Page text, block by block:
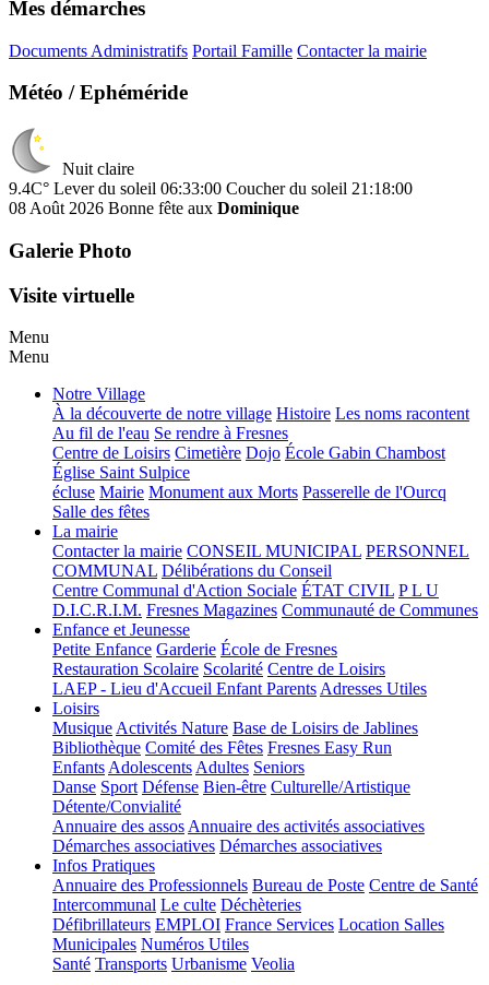
Mes démarches
Documents Administratifs Portail Famille Contacter la mairie
Météo / Ephéméride
Nuit claire
9.4C° Lever du soleil 06:33:00 Coucher du soleil 21:18:00
08 Août 2026 Bonne fête aux Dominique
Galerie Photo
Visite virtuelle
Menu
Menu
Notre Village
À la découverte de notre village Histoire Les noms racontent
Au fil de l'eau Se rendre à Fresnes
Centre de Loisirs Cimetière Dojo École Gabin Chambost
Église Saint Sulpice
écluse Mairie Monument aux Morts Passerelle de l'Ourcq
Salle des fêtes
La mairie
Contacter la mairie CONSEIL MUNICIPAL PERSONNEL
COMMUNAL Délibérations du Conseil
Centre Communal d'Action Sociale ÉTAT CIVIL P L U
D.I.C.R.I.M. Fresnes Magazines Communauté de Communes
Enfance et Jeunesse
Petite Enfance Garderie École de Fresnes
Restauration Scolaire Scolarité Centre de Loisirs
LAEP - Lieu d'Accueil Enfant Parents Adresses Utiles
Loisirs
Musique Activités Nature Base de Loisirs de Jablines
Bibliothèque Comité des Fêtes Fresnes Easy Run
Enfants Adolescents Adultes Seniors
Danse Sport Défense Bien-être Culturelle/Artistique
Détente/Convialité
Annuaire des assos Annuaire des activités associatives
Démarches associatives Démarches associatives
Infos Pratiques
Annuaire des Professionnels Bureau de Poste Centre de Santé
Intercommunal Le culte Déchèteries
Défibrillateurs EMPLOI France Services Location Salles
Municipales Numéros Utiles
Santé Transports Urbanisme Veolia